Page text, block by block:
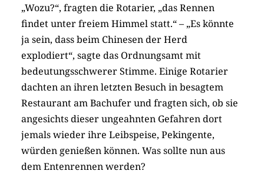
„Wozu?“, fragten die Rotarier, „das Rennen
findet unter freiem Himmel statt.“ – „Es könnte
ja sein, dass beim Chinesen der Herd
explodiert“, sagte das Ordnungsamt mit
bedeutungsschwerer Stimme. Einige Rotarier
dachten an ihren letzten Besuch in besagtem
Restaurant am Bachufer und fragten sich, ob sie
angesichts dieser ungeahnten Gefahren dort
jemals wieder ihre Leibspeise, Pekingente,
würden genießen können. Was sollte nun aus
dem Entenrennen werden?